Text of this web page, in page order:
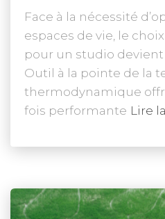
Face à la nécessité
espaces de vie, le
pour un studio
Outil à la pointe de la
thermodynamique
fois performante Lire